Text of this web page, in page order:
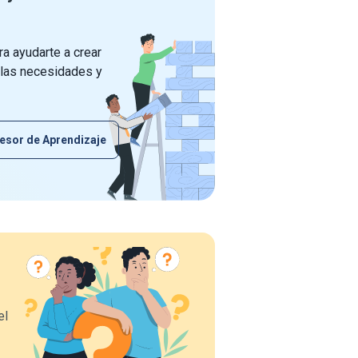
ayudarte a crear
necesidades y
de Aprendizaje